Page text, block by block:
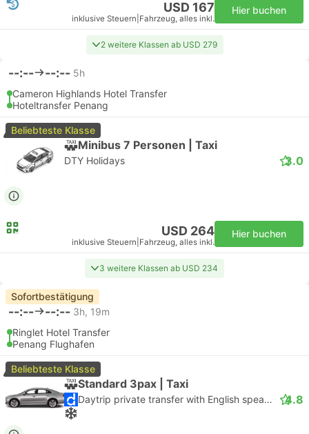
USD 167
inklusive Steuern Fahrzeug, alles inkl.
Hier buchen
2 weitere Klassen ab USD 279
--:-- --:-- 5h
Cameron Highlands Hotel Transfer
Hoteltransfer Penang
Beliebteste Klasse
Minibus 7 Personen | Taxi
DTY Holidays 3.0
USD 264
inklusive Steuern Fahrzeug, alles inkl.
Hier buchen
3 weitere Klassen ab USD 234
Sofortbestätigung
--:-- --:-- 3h, 19m
Ringlet Hotel Transfer
Penang Flughafen
Beliebteste Klasse
Standard 3pax | Taxi
Daytrip private transfer with English speaking driver 4.8